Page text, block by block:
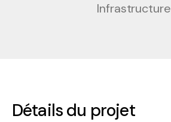
Infrastructure
Détails du projet